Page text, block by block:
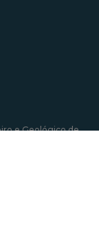
e Geológico de